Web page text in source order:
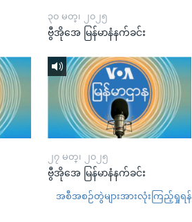
၃၀ မတ္၊ ၂၀၂၅
ဗွီအိုအေ မြန်မာနံနက်ခင်း
၂၇ မတ္၊ ၂၀၂၅
ဗွီအိုအေ မြန်မာနံနက်ခင်း
အစီအစဉ်တွဲများအားလုံးကြည့်ရှုရန်